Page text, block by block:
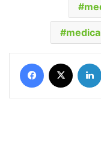
Facebook